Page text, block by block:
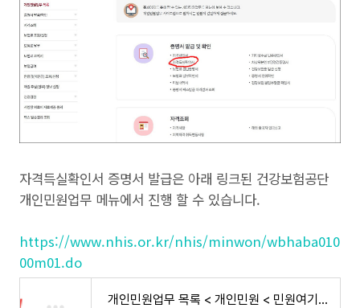
자격득실확인서 증명서 발급은 아래 링크된 건강보험공단
개인민원업무 메뉴에서 진행 할 수 있습니다.
https://www.nhis.or.kr/nhis/minwon/wbhaba010
00m01.do
개인민원업무 목록 < 개인민원 < 민원여기요 | 국민건강보험